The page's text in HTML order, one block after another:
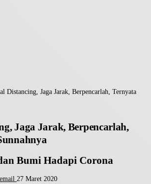
Distancing, Jaga Jarak, Berpencarlah, Ternyata
Jaga Jarak, Berpencarlah,
Bumi Hadapi Corona
27 Maret 2020